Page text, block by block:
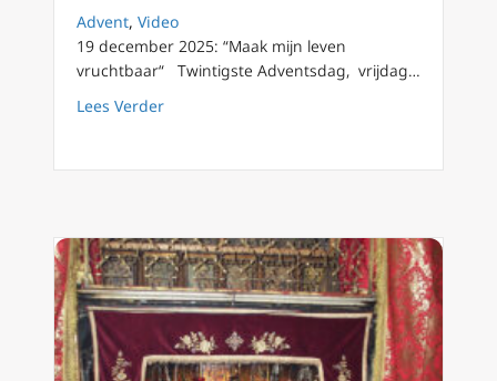
Advent, Video
19 december 2025: “Maak mijn leven
vruchtbaar“ Twintigste Adventsdag, vrijdag…
Lees Verderabout Dag 20 van de Advent: Heer maak